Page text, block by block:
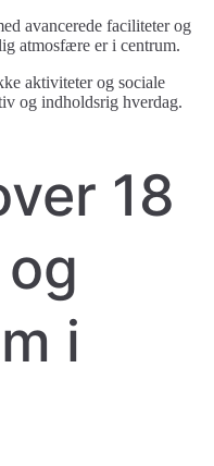
avancerede faciliteter og
atmosfære er i centrum.
aktiviteter og sociale
og indholdsrig hverdag.
18
i